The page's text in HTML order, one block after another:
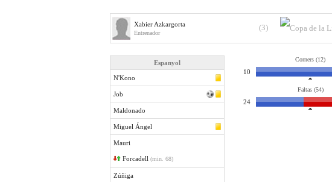
Xabier Azkargorta
Entrenador
(3)
Espanyol
N'Kono
Job
Maldonado
Miguel Ángel
Mauri
Forcadell (min. 68)
Zúñiga
Corners (12)
10
Faltas (54)
24